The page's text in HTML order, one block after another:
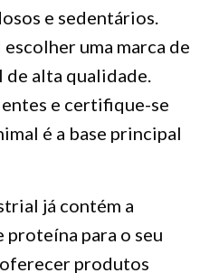
e sedentários.
uma marca de
alta qualidade.
e certifique-se
é a base principal
já contém a
para o seu
oferecer produtos